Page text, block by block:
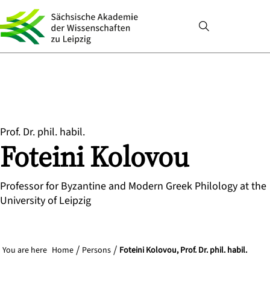
Prof. Dr. phil. habil.
FoteiniKolovou
Professor for Byzantine and Modern Greek Philology at the
University of Leipzig
You are here Home Persons Foteini Kolovou, Prof. Dr. phil. habil.